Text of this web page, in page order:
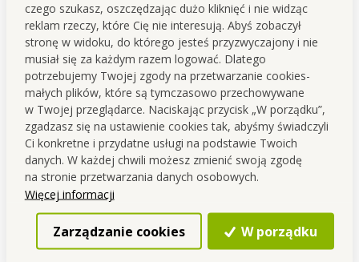
czego szukasz, oszczędzając dużo kliknięć i nie widząc
reklam rzeczy, które Cię nie interesują. Abyś zobaczył
stronę w widoku, do którego jesteś przyzwyczajony i nie
musiał się za każdym razem logować. Dlatego
potrzebujemy Twojej zgody na przetwarzanie cookies-
małych plików, które są tymczasowo przechowywane
w Twojej przeglądarce. Naciskając przycisk „W porządku”,
zgadzasz się na ustawienie cookies tak, abyśmy świadczyli
Ci konkretne i przydatne usługi na podstawie Twoich
danych. W każdej chwili możesz zmienić swoją zgodę
na stronie przetwarzania danych osobowych.
Więcej informacji
Zarządzanie cookies W porządku
czykoszule.